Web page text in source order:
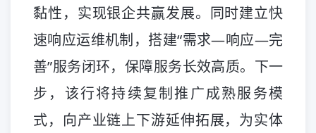
黏性，实现银企共赢发展。同时建立快
速响应运维机制，搭建“需求—响应—完
善”服务闭环，保障服务长效高质。下一
步，该行将持续复制推广成熟服务模
式，向产业链上下游延伸拓展，为实体